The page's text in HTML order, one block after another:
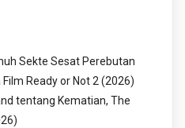
Sekte Sesat Perebutan
Ready or Not 2 (2026)
tentang Kematian, The